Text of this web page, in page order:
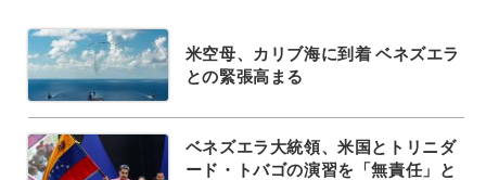
米空母、カリブ海に到着 ベネズエラ
との緊張高まる
ベネズエラ大統領、米国とトリニダ
ード・トバゴの演習を「無責任」と